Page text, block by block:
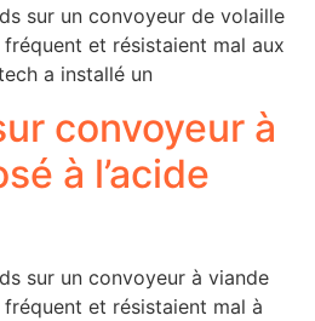
sur un convoyeur de volaille
et résistaient mal aux
a installé un
convoyeur à
à l’acide
sur un convoyeur à viande
et résistaient mal à